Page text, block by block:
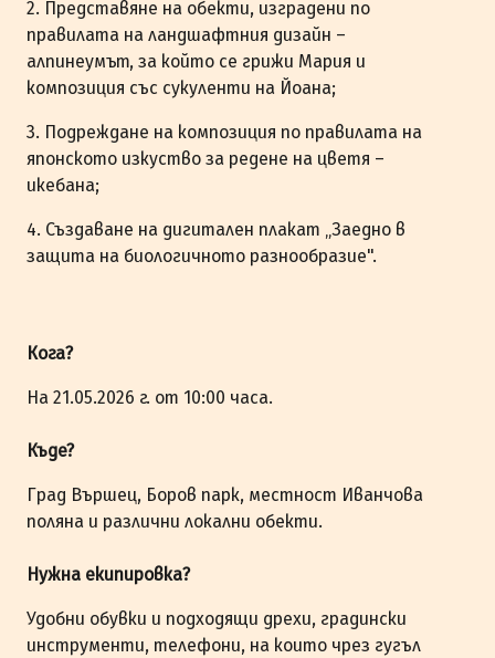
2. Представяне на обекти, изградени по
правилата на ландшафтния дизайн –
алпинеумът, за който се грижи Мария и
композиция със сукуленти на Йоана;
3. Подреждане на композиция по правилата на
японското изкуство за редене на цветя –
икебана;
4. Създаване на дигитален плакат „Заедно в
защита на биологичното разнообразие".
Кога?
На 21.05.2026 г. от 10:00 часа.
Къде?
Град Вършец, Боров парк, местност Иванчова
поляна и различни локални обекти.
Нужна екипировка?
Удобни обувки и подходящи дрехи, градински
инструменти, телефони, на които чрез гугъл